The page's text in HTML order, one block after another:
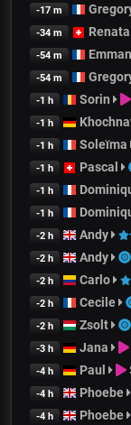
-17 m
-34 m Renata
-54 m
-54 m
-1 h Sorin
-1 h
-1 h Soleïma
-1 h Pascal
-1 h
-1 h
-2 h Andy
-2 h Andy
-2 h Carlo
-2 h Cecile
-2 h Zsolt
-3 h Jana
-4 h Paul
-4 h Phoebe
-4 h Phoebe